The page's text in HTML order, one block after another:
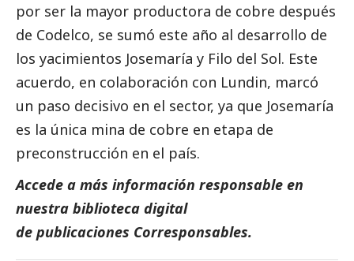
por ser la mayor productora de cobre después
de Codelco, se sumó este año al desarrollo de
los yacimientos Josemaría y Filo del Sol. Este
acuerdo, en colaboración con Lundin, marcó
un paso decisivo en el sector, ya que Josemaría
es la única mina de cobre en etapa de
preconstrucción en el país.
Accede a más información responsable en
nuestra biblioteca digital
de publicaciones Corresponsables.